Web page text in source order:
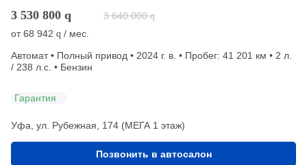
3 530 800 q 3 640 000 q
от68 942 q / мес.
Автомат • Полный привод • 2024 г. в. • Пробег: 41 201 км • 2 л.
/ 238 л.с. • Бензин
Гарантия
Уфа, ул. Рубежная, 174 (МЕГА 1 этаж)
Позвонить в автосалон